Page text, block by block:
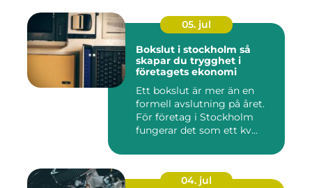
05. jul
Bokslut i stockholm så
skapar du trygghet i
företagets ekonomi
Ett bokslut är mer än en
formell avslutning på året.
För företag i Stockholm
fungerar det som ett kv...
04. jul